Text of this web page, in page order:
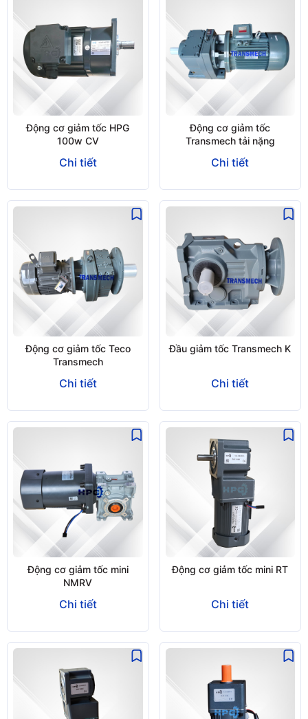
Động cơ giảm tốc HPG
100w CV
Chi tiết
Động cơ giảm tốc
Transmech tải nặng
Chi tiết
Động cơ giảm tốc Teco
Transmech
Chi tiết
Đầu giảm tốc Transmech K
Chi tiết
Động cơ giảm tốc mini
NMRV
Chi tiết
Động cơ giảm tốc mini RT
Chi tiết